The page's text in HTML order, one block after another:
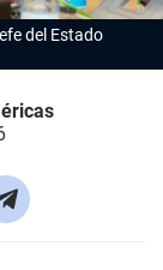
del Estado